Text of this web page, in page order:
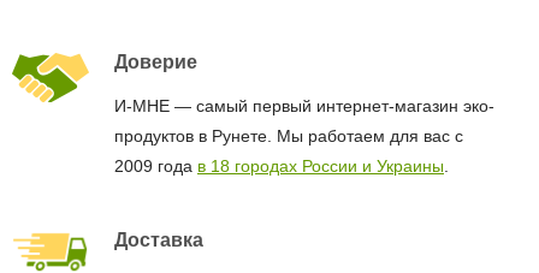
Доверие
И-МНЕ — самый первый интернет-магазин эко-
продуктов в Рунете. Мы работаем для вас с
2009 года в 18 городах России и Украины
Доставка